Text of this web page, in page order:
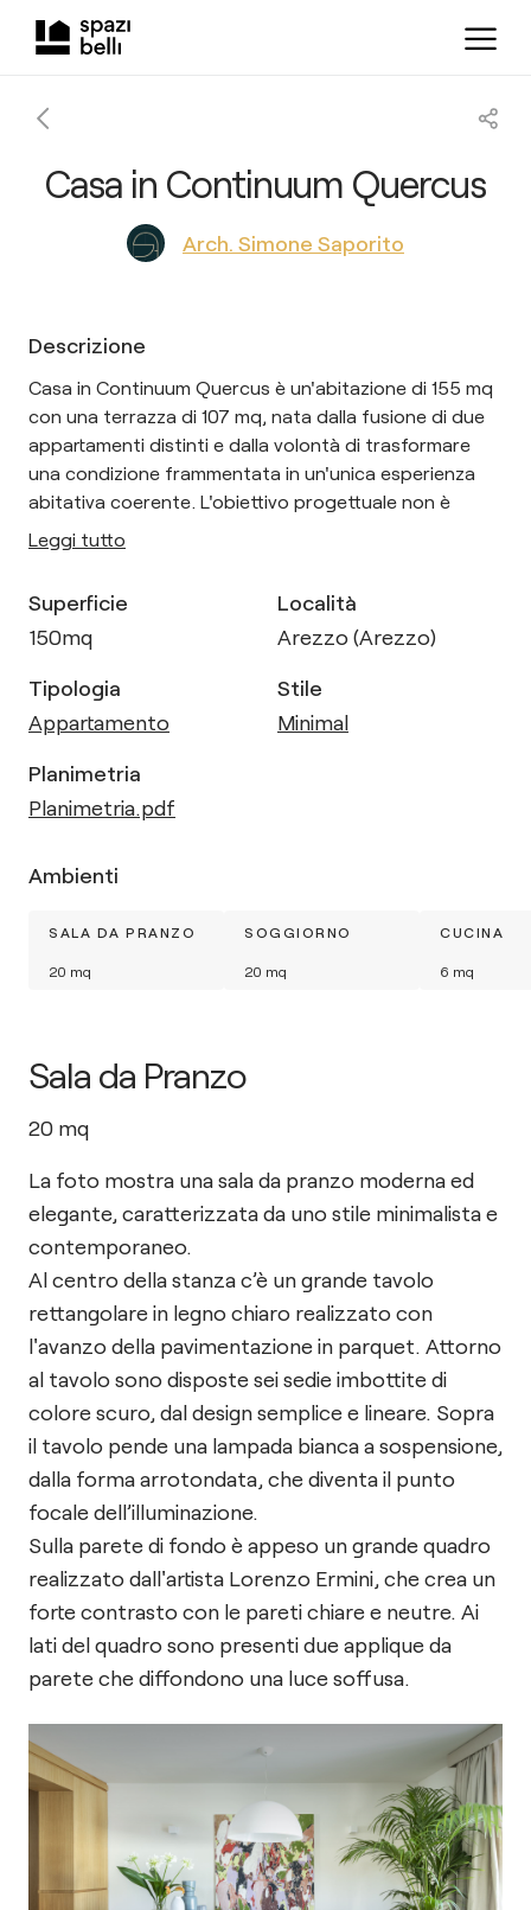
Casa in Continuum Quercus
Arch. Simone Saporito
Descrizione
Casa in Continuum Quercus è un'abitazione di 155 mq
con una terrazza di 107 mq, nata dalla fusione di due
appartamenti distinti e dalla volontà di trasformare
una condizione frammentata in un'unica esperienza
abitativa coerente. L'obiettivo progettuale non è
Leggi tutto
Superficie
150mq
Località
Arezzo (Arezzo)
Tipologia
Appartamento
Stile
Minimal
Planimetria
Planimetria.pdf
Ambienti
SALA DA PRANZO
20 mq
SOGGIORNO
20 mq
CUCINA
6 mq
Sala da Pranzo
20 mq
La foto mostra una sala da pranzo moderna ed
elegante, caratterizzata da uno stile minimalista e
contemporaneo.
Al centro della stanza c’è un grande tavolo
rettangolare in legno chiaro realizzato con
l'avanzo della pavimentazione in parquet. Attorno
al tavolo sono disposte sei sedie imbottite di
colore scuro, dal design semplice e lineare. Sopra
il tavolo pende una lampada bianca a sospensione,
dalla forma arrotondata, che diventa il punto
focale dell’illuminazione.
Sulla parete di fondo è appeso un grande quadro
realizzato dall'artista Lorenzo Ermini, che crea un
forte contrasto con le pareti chiare e neutre. Ai
lati del quadro sono presenti due applique da
parete che diffondono una luce soffusa.